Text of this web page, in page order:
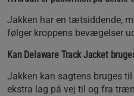
Jakken har en tætsiddende,
følger kroppens bevægelser
Kan Delaware Track Jacket
Jakken kan sagtens bruges
ekstra lag på vej til og fra